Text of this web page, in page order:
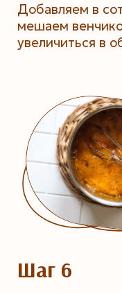
Добавляем в
мешаем
увеличиться в
Шаг 6